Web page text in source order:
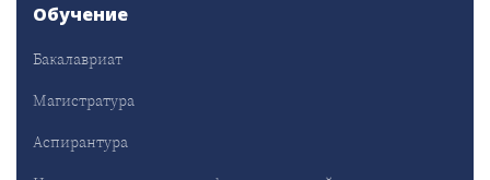
Обучение
Бакалавриат
Магистратура
Аспирантура